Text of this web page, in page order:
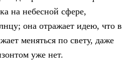
на небесной сфере,
она отражает идею, что в
меняться по свету, даже
уже нет.